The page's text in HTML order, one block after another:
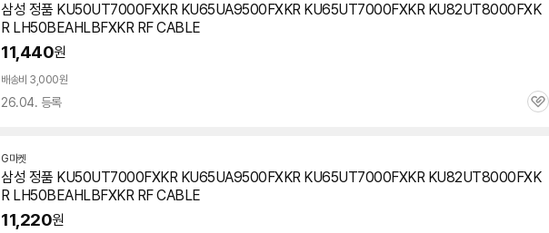
삼성 정품 KU50UT7000FXKR KU65UA9500FXKR KU65UT7000FXKR KU82UT8000FXK
R LH50BEAHLBFXKR RF CABLE
11,440원
배송비 3,000원
26.04. 등록
관
G마켓
삼성 정품 KU50UT7000FXKR KU65UA9500FXKR KU65UT7000FXKR KU82UT8000FXK
R LH50BEAHLBFXKR RF CABLE
11,220원